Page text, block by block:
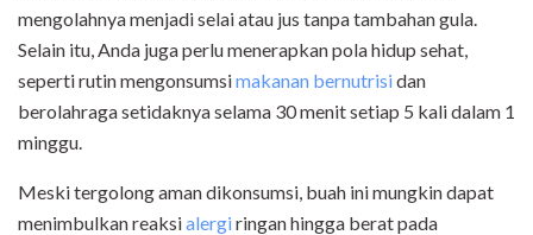
mengolahnya menjadi selai atau jus tanpa tambahan gula.
Selain itu, Anda juga perlu menerapkan pola hidup sehat,
seperti rutin mengonsumsimakanan bernutrisidan
berolahraga setidaknya selama 30 menit setiap 5 kali dalam 1
minggu.
Meski tergolong aman dikonsumsi, buah ini mungkin dapat
menimbulkan reaksialergiringan hingga berat pada